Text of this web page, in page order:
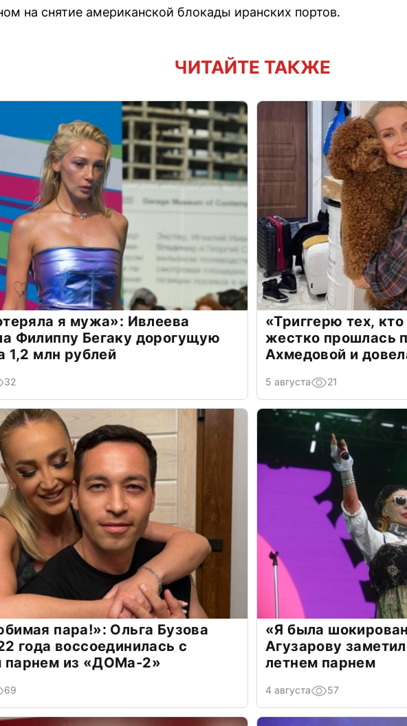
на снятие американской блокады иранских портов.
ЧИТАЙТЕ ТАКЖЕ
я мужа»: Ивлеева
Филиппу Бегаку дорогущую
1,2 млн рублей
32
«Триггерю тех,
жестко прошлась
Ахмедовой и
5 августа 21
пара!»: Ольга Бузова
года воссоединилась с
из «ДОМа-2»
69
«Я была
Агузарову
летнем парнем
4 августа 57